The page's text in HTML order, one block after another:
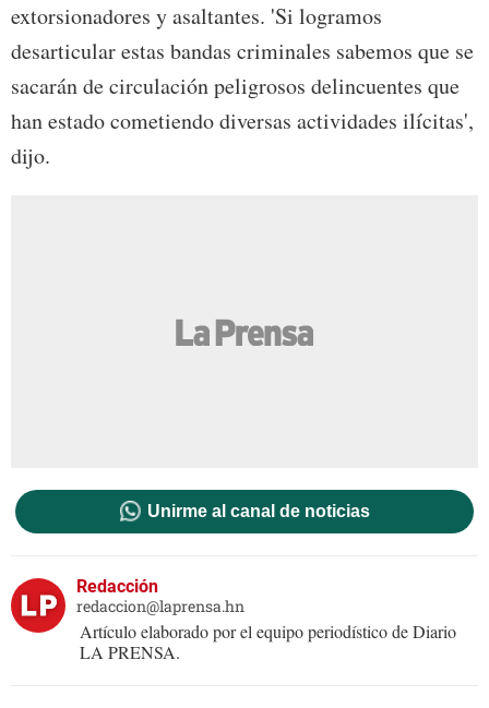
extorsionadores y asaltantes. 'Si logramos
desarticular estas bandas criminales sabemos que se
sacarán de circulación peligrosos delincuentes que
han estado cometiendo diversas actividades ilícitas',
dijo.
Unirme al canal de noticias
Redacción
redaccion@laprensa.hn
Artículo elaborado por el equipo periodístico de Diario
LA PRENSA.